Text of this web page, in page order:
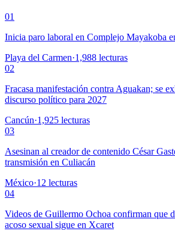
01
Inicia paro laboral en Complejo Mayakoba
Playa del Carmen·1,988 lecturas
02
Fracasa manifestación contra Aguakan; se
discurso político para 2027
Cancún·1,925 lecturas
03
Asesinan al creador de contenido César
transmisión en Culiacán
México·12 lecturas
04
Videos de Guillermo Ochoa confirman que
acoso sexual sigue en Xcaret